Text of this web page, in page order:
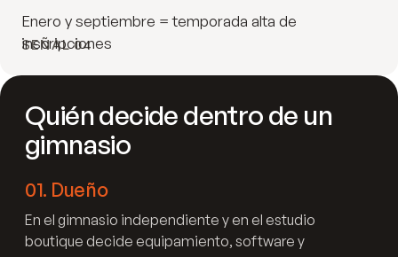
SEÑAL 04
Enero y septiembre = temporada alta de
inscripciones
Quién decide dentro de un
gimnasio
01. Dueño
En el gimnasio independiente y en el estudio
boutique decide equipamiento, software y